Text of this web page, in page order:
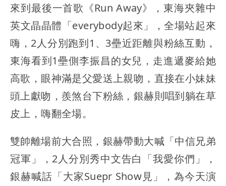
來到最後一首歌《Run Away》，東海夾雜中
英文晶晶體「everybody起來」，全場站起來
嗨，2人分別跑到1、3壘近距離與粉絲互動，
東海看到1壘側李振昌的女兒，走進遞麥給她
高歌，眼神滿是父愛送上親吻，直接在小妹妹
頭上獻吻，羨煞台下粉絲，銀赫則唱到躺在草
皮上，嗨翻全場。
雙帥離場前大合照，銀赫帶動大喊「中信兄弟
冠軍」，2人分別秀中文告白「我愛你們」，
銀赫喊話「大家Suepr Show見」，為今天演